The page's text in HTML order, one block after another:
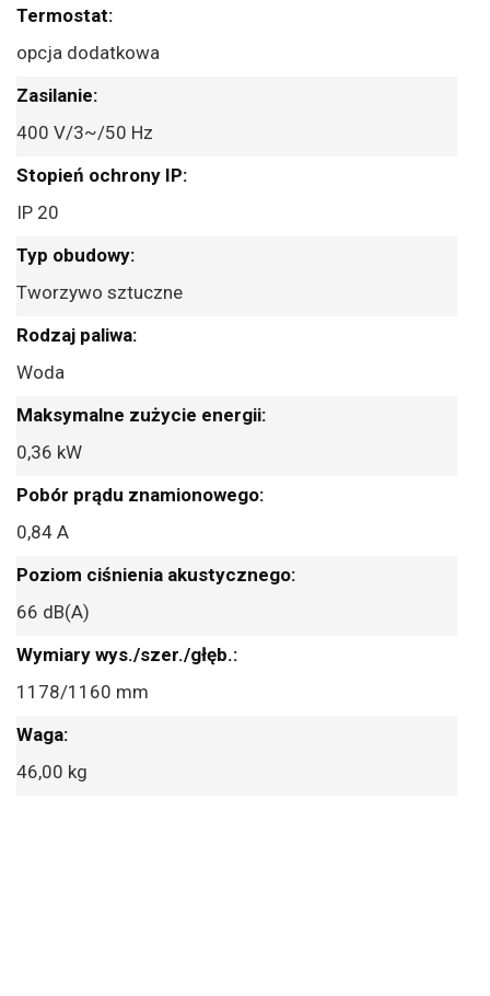
opcja dodatkowa
400 V/3~/50 Hz
IP 20
Tworzywo sztuczne
Woda
0,36 kW
0,84 A
66 dB(A)
1178/1160 mm
46,00 kg